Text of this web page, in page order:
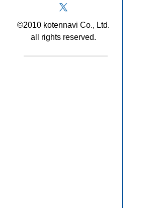
©2010 kotennavi Co., Ltd.
all rights reserved.